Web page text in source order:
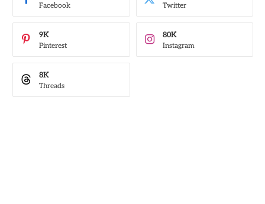
Facebook Twitter
Pinterest
9K
Instagram
80K
Threads
8K